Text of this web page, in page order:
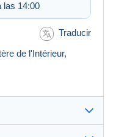
las 14:00
Traducir
de l'Intérieur,